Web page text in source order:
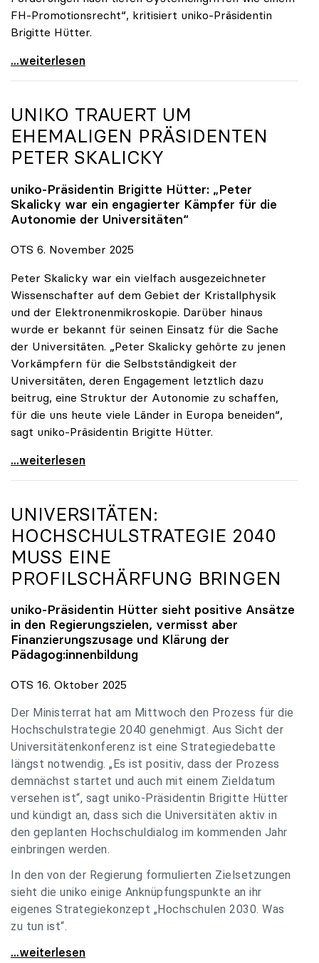
FH-Promotionsrecht“, kritisiert uniko-Präsidentin
Brigitte Hütter.
„Deplatzierte Kampagne“: uniko irritiert über
...weiterlesen
UNIKO TRAUERT UM
EHEMALIGEN PRÄSIDENTEN
PETER SKALICKY
uniko-Präsidentin Brigitte Hütter: „Peter
Skalicky war ein engagierter Kämpfer für die
Autonomie der Universitäten“
OTS 6. November 2025
Peter Skalicky war ein vielfach ausgezeichneter
Wissenschafter auf dem Gebiet der Kristallphysik
und der Elektronenmikroskopie. Darüber hinaus
wurde er bekannt für seinen Einsatz für die Sache
der Universitäten. „Peter Skalicky gehörte zu jenen
Vorkämpfern für die Selbstständigkeit der
Universitäten, deren Engagement letztlich dazu
beitrug, eine Struktur der Autonomie zu schaffen,
für die uns heute viele Länder in Europa beneiden“,
sagt uniko-Präsidentin Brigitte Hütter.
uniko trauert um ehemaligen Präsidenten Peter
...weiterlesen
UNIVERSITÄTEN:
HOCHSCHULSTRATEGIE 2040
MUSS EINE
PROFILSCHÄRFUNG BRINGEN
uniko-Präsidentin Hütter sieht positive Ansätze
in den Regierungszielen, vermisst aber
Finanzierungszusage und Klärung der
Pädagog:innenbildung
OTS 16. Oktober 2025
Der Ministerrat hat am Mittwoch den Prozess für die
Hochschulstrategie 2040 genehmigt. Aus Sicht der
Universitätenkonferenz ist eine Strategiedebatte
längst notwendig. „Es ist positiv, dass der Prozess
demnächst startet und auch mit einem Zieldatum
versehen ist“, sagt uniko-Präsidentin Brigitte Hütter
und kündigt an, dass sich die Universitäten aktiv in
den geplanten Hochschuldialog im kommenden Jahr
einbringen werden.
In den von der Regierung formulierten Zielsetzungen
sieht die uniko einige Anknüpfungspunkte an ihr
eigenes Strategiekonzept „Hochschulen 2030. Was
zu tun ist“.
Universitäten: Hochschulstrategie 2040 muss eine
...weiterlesen